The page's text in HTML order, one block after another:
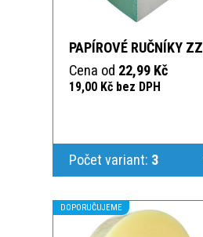
PAPÍROVÉ RUČNÍKY ZZ
Cena od 22,99 Kč
19,00 Kč bez DPH
Počet variant: 3
DOPORUČUJEME